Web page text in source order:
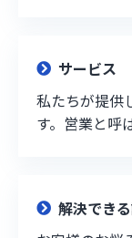
サービス
私たちが提供
す。営業と呼
解決でき